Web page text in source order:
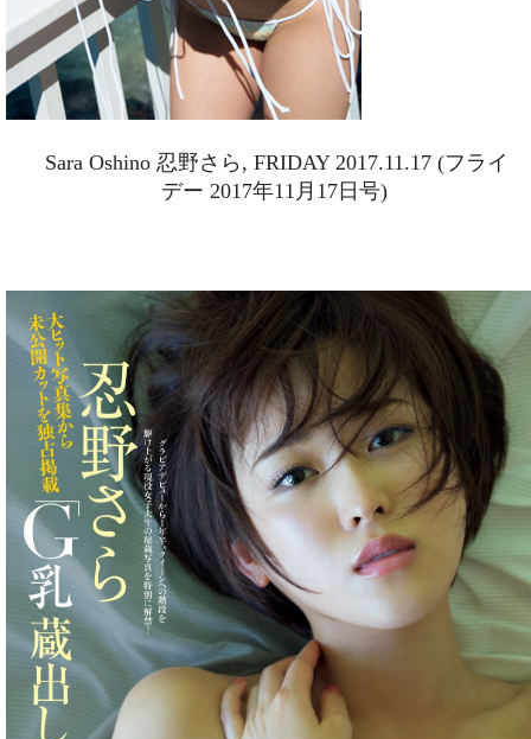
Sara Oshino 忍野さら, FRIDAY 2017.11.17 (フライ
デー 2017年11月17日号)